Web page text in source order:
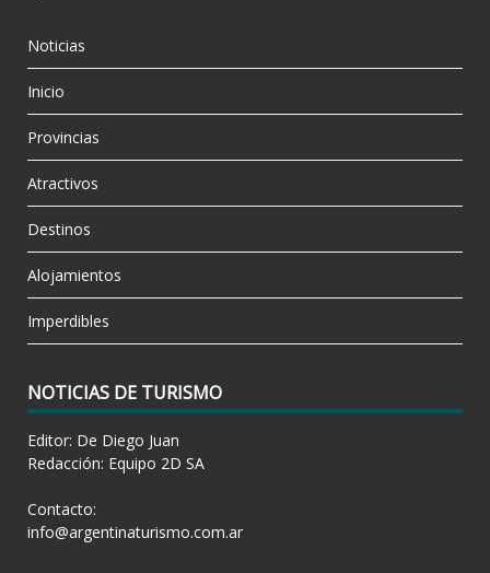
Noticias
Inicio
Provincias
Atractivos
Destinos
Alojamientos
Imperdibles
NOTICIAS DE TURISMO
Editor: De Diego Juan
Redacción: Equipo 2D SA
Contacto:
info@argentinaturismo.com.ar